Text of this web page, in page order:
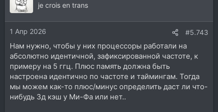
и
и
:
je crois en trans
1 Апр 2026 #5.743
Нам нужно, чтобы у них процессоры работали на
абсолютно идентичной, зафиксированной частоте, к
примеру на 5 ггц. Плюс память должна быть
настроена идентично по частоте и таймингам. Тогда
мы можем как-то плюс/минус определить даст ли что-
нибудь 3д кэш у Ми-Фа или нет..